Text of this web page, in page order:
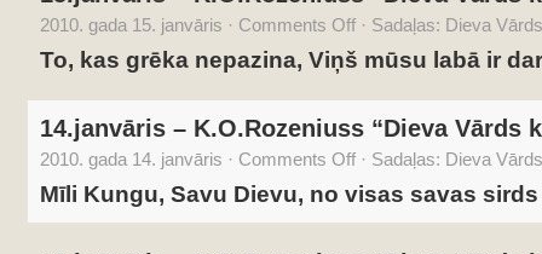
2010. gada 15. janvāris · Comments Off · Sadaļas: Dieva
To, kas grēka nepazina, Viņš mūsu labā ir
14.janvāris – K.O.Rozeniuss “Dieva Vārds
2010. gada 14. janvāris · Comments Off · Sadaļas: Dieva
Mīli Kungu, Savu Dievu, no visas savas